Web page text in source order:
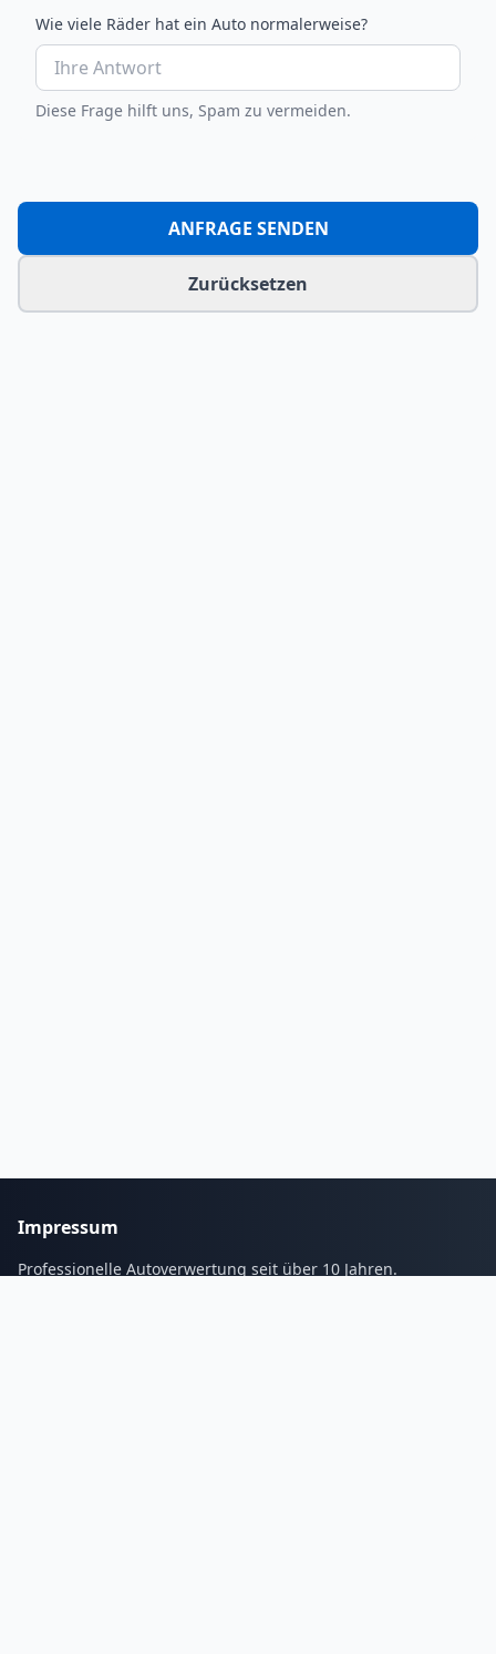
Wie viele Räder hat ein Auto normalerweise?
Diese Frage hilft uns, Spam zu vermeiden.
ANFRAGE SENDEN
Zurücksetzen
Impressum
Professionelle Autoverwertung seit über 10 Jahren.